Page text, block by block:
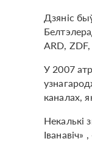
Дзяніс
ARD,
У 2007
каналах,
Некалькі